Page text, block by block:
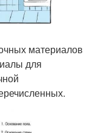
материалов
для